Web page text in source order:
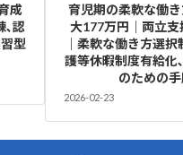
成
､認
型
育児期の柔軟な働
大177万円｜両立支
｜柔軟な働き方選
護等休暇制度有給化
のための
2026-02-23